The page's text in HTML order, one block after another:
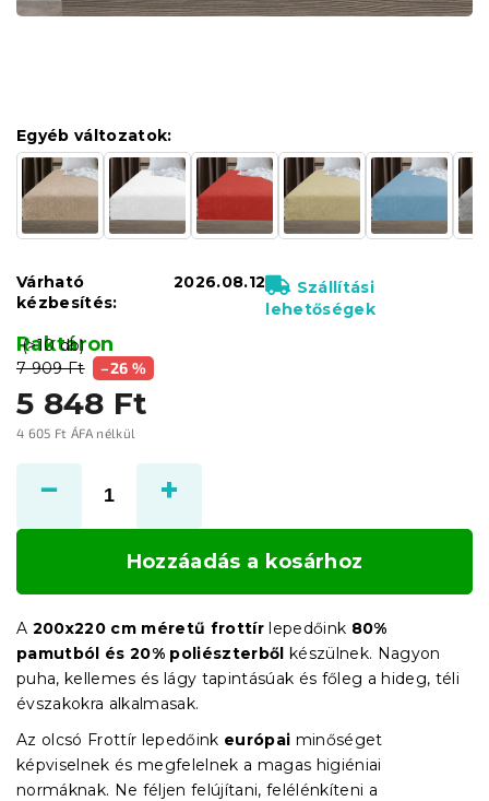
7 909 Ft –26 %
5 848 Ft
4 605 Ft ÁFA nélkül
Raktáron
(>10 db)
Egyéb változatok:
Várható
kézbesítés:
2026.08.12
Szállítási
lehetőségek
Hozzáadás a kosárhoz
A 200x220 cm méretű frottírlepedőink 80%
pamutból és 20% poliészterből készülnek. Nagyon
puha, kellemes és lágy tapintásúak és főleg a hideg, téli
évszakokra alkalmasak.
Az olcsó Frottír lepedőink európai minőséget
képviselnek és megfelelnek a magas higiéniai
normáknak. Ne féljen felújítani, felélénkíteni a